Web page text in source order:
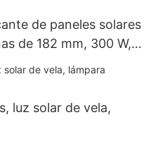
de paneles solares
de 182 mm, 300 W,
económicos.
luz solar de vela,